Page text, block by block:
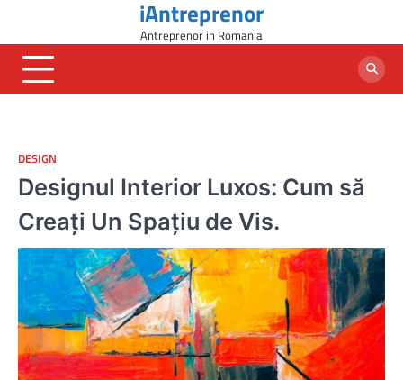
content
iAntreprenor
Antreprenor in Romania
DESIGN
Designul Interior Luxos: Cum să
Creați Un Spațiu de Vis.